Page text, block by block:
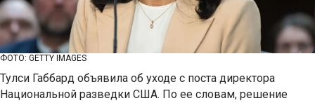
ФОТО: GETTY IMAGES
Тулси Габбард объявила об уходе с поста директора
Национальной разведки США. По ее словам, решение